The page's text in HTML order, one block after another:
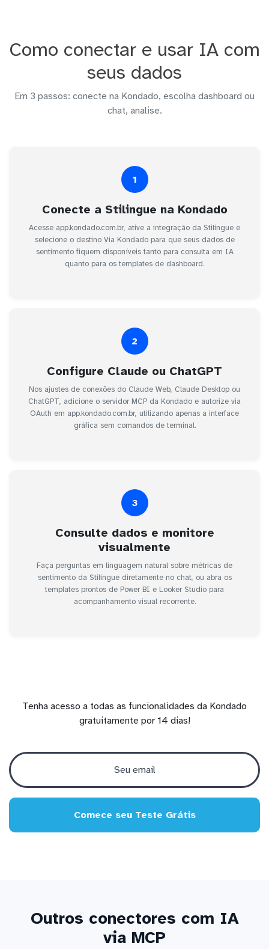
Como conectar e usar IA com
seus dados
Em 3 passos: conecte na Kondado, escolha dashboard ou
chat, analise.
1
Conecte a Stilingue na Kondado
Acesse app.kondado.com.br, ative a integração da Stilingue e
selecione o destino Via Kondado para que seus dados de
sentimento fiquem disponíveis tanto para consulta em IA
quanto para os templates de dashboard.
2
Configure Claude ou ChatGPT
Nos ajustes de conexões do Claude Web, Claude Desktop ou
ChatGPT, adicione o servidor MCP da Kondado e autorize via
OAuth em app.kondado.com.br, utilizando apenas a interface
gráfica sem comandos de terminal.
3
Consulte dados e monitore
visualmente
Faça perguntas em linguagem natural sobre métricas de
sentimento da Stilingue diretamente no chat, ou abra os
templates prontos de Power BI e Looker Studio para
acompanhamento visual recorrente.
Tenha acesso a todas as funcionalidades da Kondado
gratuitamente por 14 dias!
Comece seu Teste Grátis
Outros conectores com IA
via MCP